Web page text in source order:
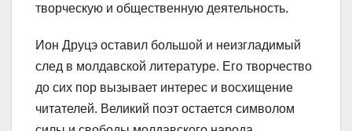
творческую и общественную деятельность.
Ион Друцэ оставил большой и неизгладимый
след в молдавской литературе. Его творчество
до сих пор вызывает интерес и восхищение
читателей. Великий поэт остается символом